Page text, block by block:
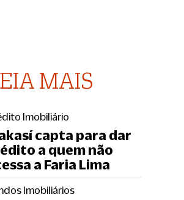
MAIS
Imobiliário
capta para dar
a quem não
a Faria Lima
Imobiliários